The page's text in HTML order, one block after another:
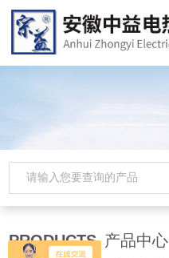
PRODUCTS 产品中心